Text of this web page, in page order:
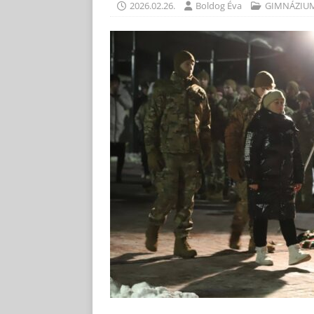
2026.02.26. Boldog Éva